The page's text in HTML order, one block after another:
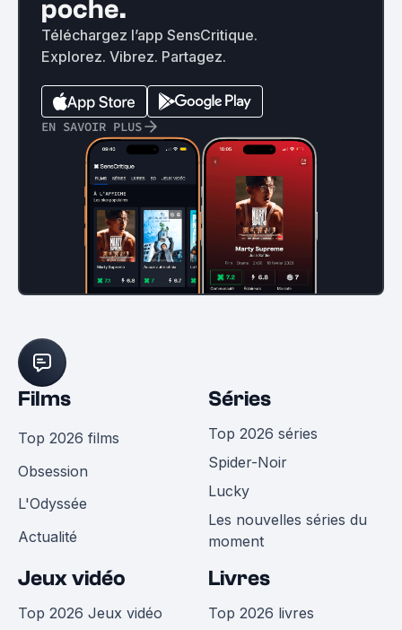
poche.
Téléchargez l’app SensCritique.
Explorez. Vibrez. Partagez.
EN SAVOIR PLUS
Films
Top 2026 films
Obsession
L'Odyssée
Actualité
Séries
Top 2026 séries
Spider-Noir
Lucky
Les nouvelles séries du
moment
Jeux vidéo
Top 2026 Jeux vidéo
Livres
Top 2026 livres